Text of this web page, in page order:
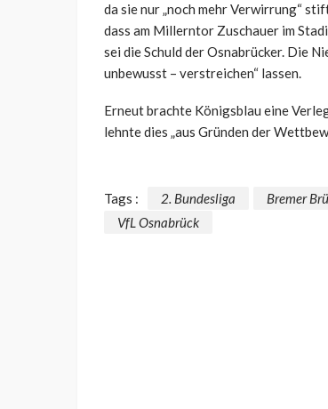
da sie nur „noch mehr Verwirrung“
dass am Millerntor Zuschauer im
sei die Schuld der Osnabrücker. Die
unbewusst – verstreichen“ lassen.
Erneut brachte Königsblau eine
lehnte dies „aus Gründen der
Tags : 2. Bundesliga Bremer
VfL Osnabrück